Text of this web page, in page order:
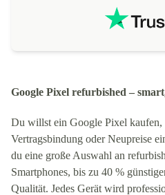
Google Pixel refurbished –
Du willst ein Google Pixel kaufen,
Vertragsbindung oder Neupreise
du eine große Auswahl an
Smartphones, bis zu 40 %
Qualität. Jedes Gerät wird